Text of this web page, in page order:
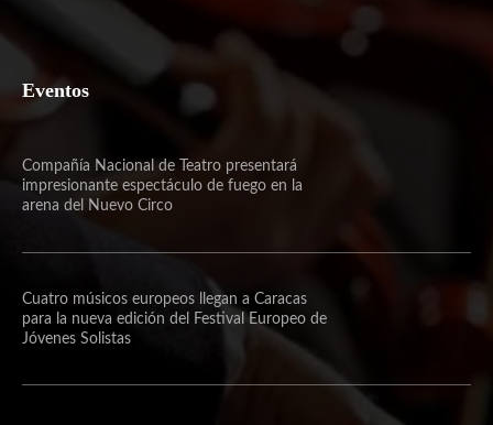
Eventos
Compañía Nacional de Teatro presentará
impresionante espectáculo de fuego en la
arena del Nuevo Circo
Cuatro músicos europeos llegan a Caracas
para la nueva edición del Festival Europeo de
Jóvenes Solistas